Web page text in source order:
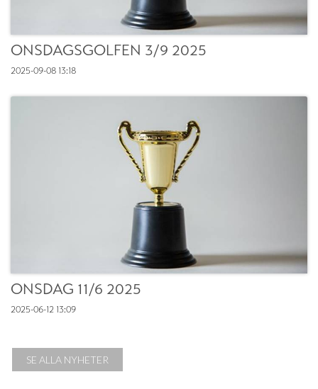
ONSDAGSGOLFEN 3/9 2025
2025-09-08 13:18
ONSDAG 11/6 2025
2025-06-12 13:09
SE ALLA NYHETER